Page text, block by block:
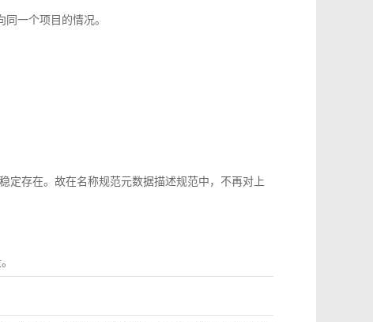
一个项目的情况。
定存在。故在名称规范元数据描述规范中，不再对上